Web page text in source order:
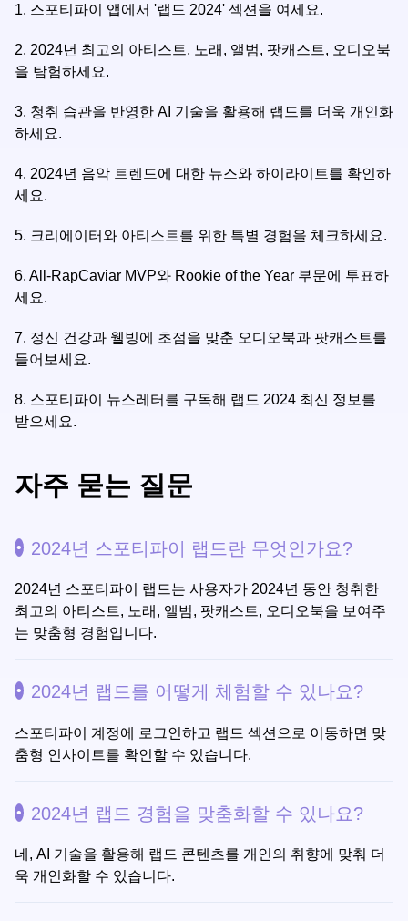
1. 스포티파이 앱에서 '랩드 2024' 섹션을 여세요.
2. 2024년 최고의 아티스트, 노래, 앨범, 팟캐스트, 오디오북
을 탐험하세요.
3. 청취 습관을 반영한 AI 기술을 활용해 랩드를 더욱 개인화
하세요.
4. 2024년 음악 트렌드에 대한 뉴스와 하이라이트를 확인하
세요.
5. 크리에이터와 아티스트를 위한 특별 경험을 체크하세요.
6. All-RapCaviar MVP와 Rookie of the Year 부문에 투표하
세요.
7. 정신 건강과 웰빙에 초점을 맞춘 오디오북과 팟캐스트를
들어보세요.
8. 스포티파이 뉴스레터를 구독해 랩드 2024 최신 정보를
받으세요.
자주 묻는 질문
2024년 스포티파이 랩드란 무엇인가요?
2024년 스포티파이 랩드는 사용자가 2024년 동안 청취한
최고의 아티스트, 노래, 앨범, 팟캐스트, 오디오북을 보여주
는 맞춤형 경험입니다.
2024년 랩드를 어떻게 체험할 수 있나요?
스포티파이 계정에 로그인하고 랩드 섹션으로 이동하면 맞
춤형 인사이트를 확인할 수 있습니다.
2024년 랩드 경험을 맞춤화할 수 있나요?
네, AI 기술을 활용해 랩드 콘텐츠를 개인의 취향에 맞춰 더
욱 개인화할 수 있습니다.